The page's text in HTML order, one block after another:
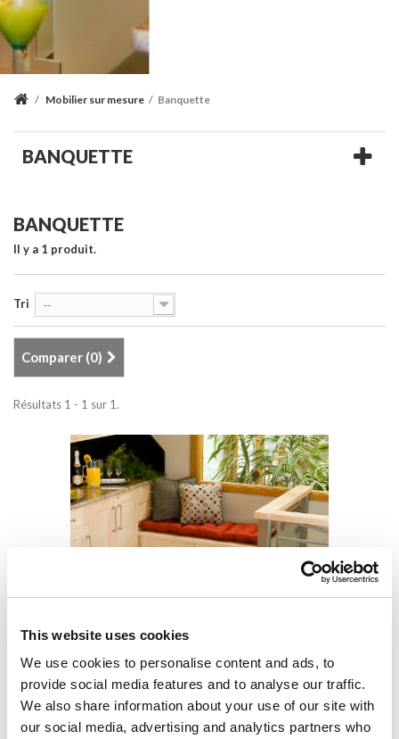
This website uses cookies
We use cookies to personalise content and ads, to
provide social media features and to analyse our traffic.
We also share information about your use of our site with
our social media, advertising and analytics partners who
/ Mobilier sur mesure / Banquette
BANQUETTE
BANQUETTE
Il y a 1 produit.
Tri --
Comparer (0)
Résultats 1 - 1 sur 1.
L'alcove
Ajouter au comparateur